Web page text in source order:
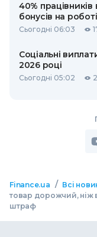
40%
бонусів на роботі
Сьогодні 06:03
Соціальні
2026 році
Сьогодні 05:02
Finance.ua / Всі
товар дорожчий, ніж
штраф